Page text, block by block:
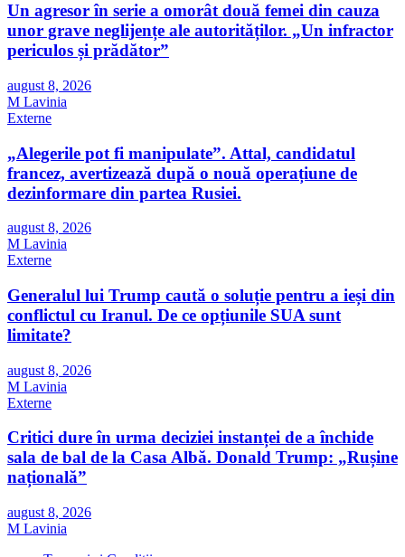
Un agresor în serie a omorât două femei din cauza
unor grave neglijențe ale autorităților. „Un infractor
periculos și prădător”
august 8, 2026
M Lavinia
Externe
„Alegerile pot fi manipulate”. Attal, candidatul
francez, avertizează după o nouă operațiune de
dezinformare din partea Rusiei.
august 8, 2026
M Lavinia
Externe
Generalul lui Trump caută o soluție pentru a ieși din
conflictul cu Iranul. De ce opțiunile SUA sunt
limitate?
august 8, 2026
M Lavinia
Externe
Critici dure în urma deciziei instanței de a închide
sala de bal de la Casa Albă. Donald Trump: „Rușine
națională”
august 8, 2026
M Lavinia